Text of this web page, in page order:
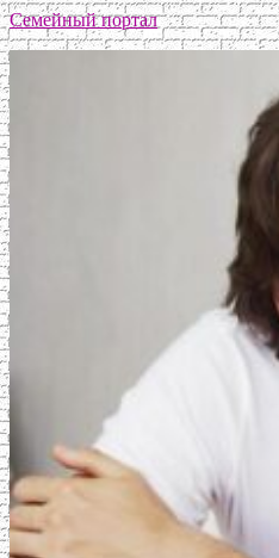
Семейный портал